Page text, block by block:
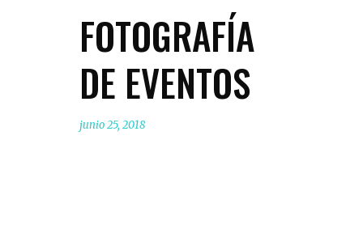
FOTOGRAFÍA
DE EVENTOS
junio 25, 2018